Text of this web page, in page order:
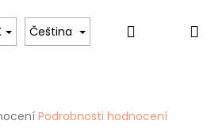
Pro ženy
Čeština Hledat
Podrobnosti hodnocení